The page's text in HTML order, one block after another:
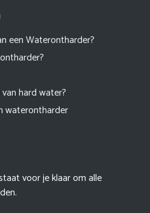
een Waterontharder?
hard water?
waterontharder
voor je klaar om alle